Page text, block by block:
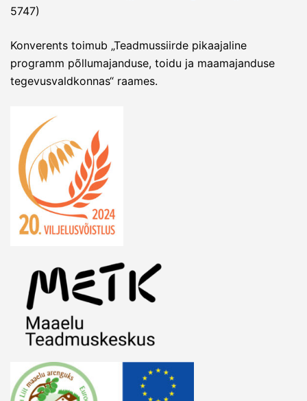
5747)
Konverents toimub „Teadmussiirde pikaajaline
programm põllumajanduse, toidu ja maamajanduse
tegevusvaldkonnas“ raames.